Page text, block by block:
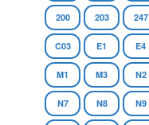
200 203 247
C03 E1 E4
M1 M3 N2
N7 N8 N9